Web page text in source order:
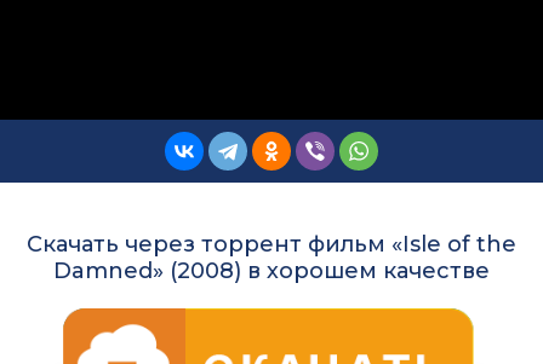
Скачать через торрент фильм «Isle of the
Damned» (2008) в хорошем качестве